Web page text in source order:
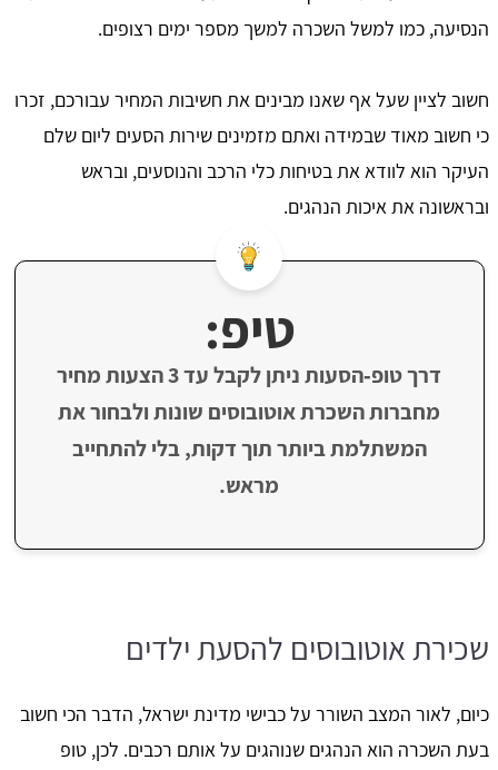
הנסיעה, כמו למשל השכרה למשך מספר ימים רצופים.
חשוב לציין שעל אף שאנו מבינים את חשיבות המחיר עבורכם, זכרו
כי חשוב מאוד שבמידה ואתם מזמינים שירות הסעים ליום שלם
העיקר הוא לוודא את בטיחות כלי הרכב והנוסעים, ובראש
ובראשונה את איכות הנהגים.
טיפ:
דרך טופ‑הסעות ניתן לקבל עד 3 הצעות מחיר
מחברות השכרת אוטובוסים שונות ולבחור את
המשתלמת ביותר תוך דקות, בלי להתחייב
מראש.
שכירת אוטובוסים להסעת ילדים
כיום, לאור המצב השורר על כבישי מדינת ישראל, הדבר הכי חשוב
בעת השכרה הוא הנהגים שנוהגים על אותם רכבים. לכן, טופ